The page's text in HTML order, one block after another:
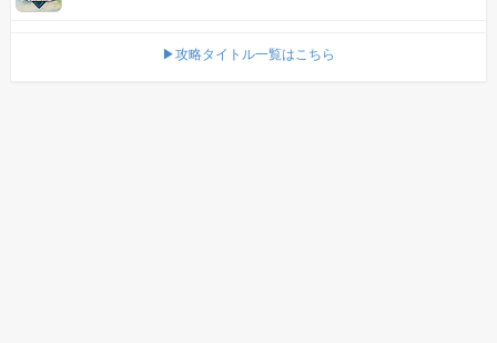
▶攻略タイトル一覧はこちら